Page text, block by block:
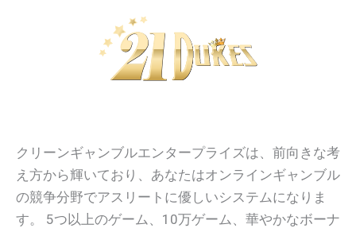
クリーンギャンブルエンタープライズは、前向きな考
え方から輝いており、あなたはオンラインギャンブル
の競争分野でアスリートに優しいシステムになりま
す。 5つ以上のゲーム、10万ゲーム、華やかなボーナ